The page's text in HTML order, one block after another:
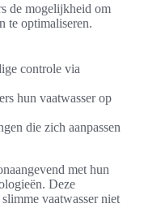
de mogelijkheid om
te optimaliseren.
controle via
hun vaatwasser op
die zich aanpassen
met hun
Deze
vaatwasser niet